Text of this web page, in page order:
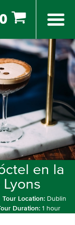
0
en la
Tour Location: Dublin
Duration: 1 hour